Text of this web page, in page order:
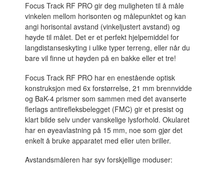
Focus Track RF PRO gir deg muligheten til å måle
vinkelen mellom horisonten og målepunktet og kan
angi horisontal avstand (vinkeljustert avstand) og
høyde til målet. Det er et perfekt hjelpemiddel for
langdistanseskyting i ulike typer terreng, eller når du
bare vil finne ut høyden på en bakke eller et tre!
Focus Track RF PRO har en enestående optisk
konstruksjon med 6x forstørrelse, 21 mm brennvidde
og BaK-4 prismer som sammen med det avanserte
flerlags antirefleksbelegget (FMC) gir et presist og
klart bilde selv under vanskelige lysforhold. Okularet
har en øyeavlastning på 15 mm, noe som gjør det
enkelt å bruke apparatet med eller uten briller.
Avstandsmåleren har syv forskjellige moduser: